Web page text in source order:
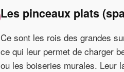
Les pinceaux plats
Ce sont les rois des grandes
ce qui leur permet de charger
ou les boiseries murales. Leur